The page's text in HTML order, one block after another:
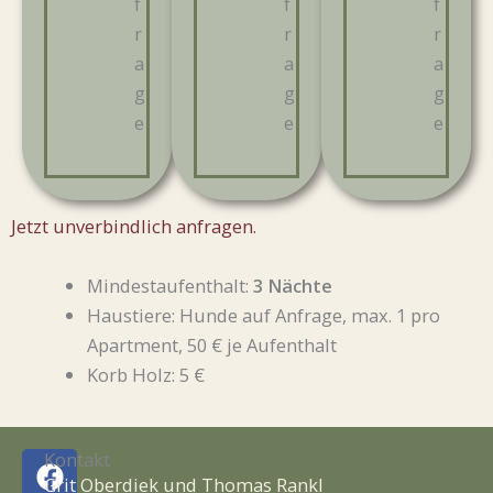
r
a
g
e
r
a
g
e
r
a
g
e
Jetzt unverbindlich anfragen.
Mindestaufenthalt:3 Nächte
Haustiere: Hunde auf Anfrage, max. 1 pro
Apartment, 50 € je Aufenthalt
Korb Holz: 5 €
F
I
Kontakt
Grit Oberdiek und Thomas Rankl